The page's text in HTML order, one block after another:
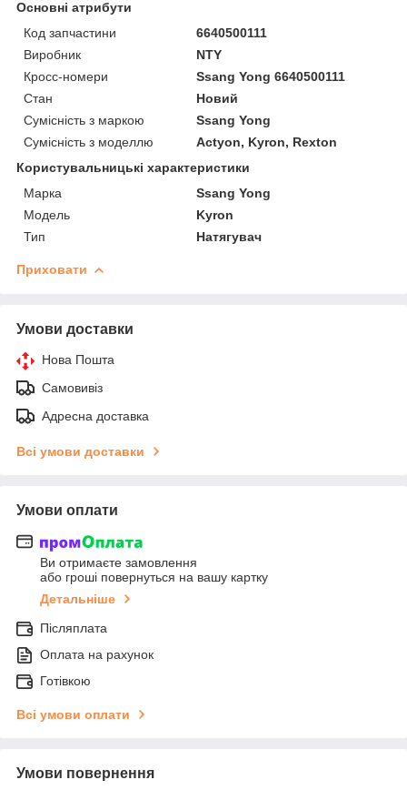
Основні атрибути
Код запчастини
6640500111
Виробник
NTY
Кросс-номери
Ssang Yong 6640500111
Стан
Новий
Сумісність з маркою
Ssang Yong
Сумісність з моделлю
Actyon, Kyron, Rexton
Користувальницькі характеристики
Марка
Ssang Yong
Мoдель
Kyron
Тип
Натягувач
Приховати
Умови доставки
Нова Пошта
Самовивіз
Адресна доставка
Всі умови доставки
Умови оплати
Ви отримаєте замовлення
або гроші повернуться на вашу картку
Детальніше
Післяплата
Оплата на рахунок
Готівкою
Всі умови оплати
Умови повернення